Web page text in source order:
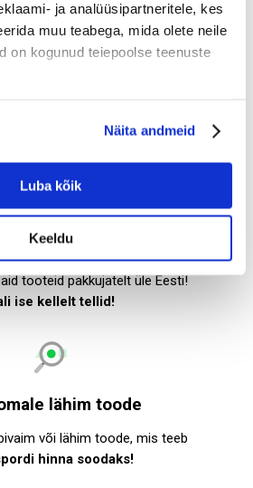
ja analüüsipartneritele, kes
muu teabega, mida olete neile
on kogunud teiepoolse teenuste
Näita andmeid
Luba kõik
Keeldutooted
tooteid pakkujatelt üle Eesti!
ise kellelt tellid!
lähim toode
või lähim toode, mis teeb
hinna soodaks!